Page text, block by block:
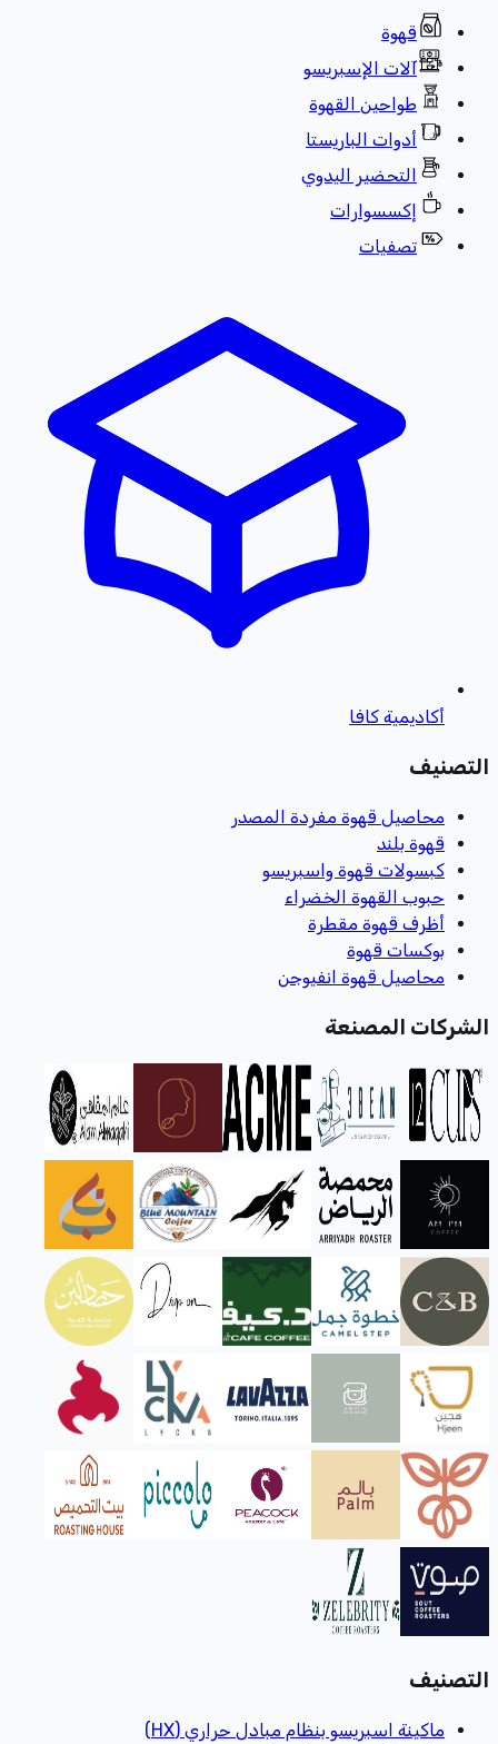
قهوة
آلات الإسبريسو
طواحين القهوة
أدوات الباريستا
التحضير اليدوي
إكسسوارات
تصفيات
أكاديمية كافا
التصنيف
محاصيل قهوة مفردة المصدر
قهوة بلند
كبسولات قهوة واسبريسو
حبوب القهوة الخضراء
أظرف قهوة مقطرة
بوكسات قهوة
محاصيل قهوة انفيوجن
الشركات المصنعة
التصنيف
ماكينة اسبريسو بنظام مبادل حراري (HX)